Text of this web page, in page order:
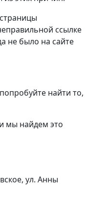
ссылке
не было на сайте
найти то,
мы найдем это
ул. Анны